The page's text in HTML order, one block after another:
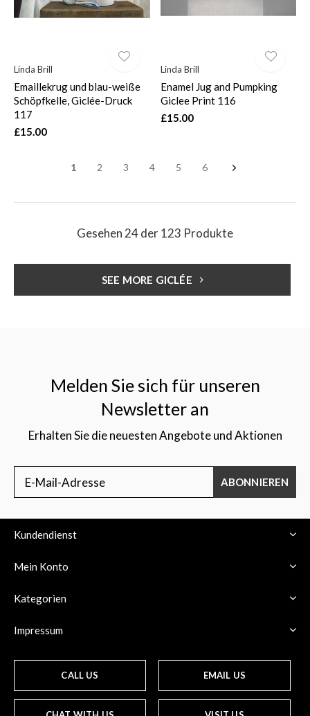
Linda Brill
Emaillekrug und blau-weiße
Schöpfkelle, Giclée-Druck
117
£15.00
Linda Brill
Enamel Jug and Pumpking
Giclee Print 116
£15.00
1 2 3 4 5 6
Gesehen 24 der 123 Produkte
SEE MORE GICLÉE
Melden Sie sich für unseren
Newsletter an
Erhalten Sie die neuesten Angebote und Aktionen
ABONNIEREN
Kundendienst
Mein Konto
Kategorien
Impressum
CALL US EMAIL US